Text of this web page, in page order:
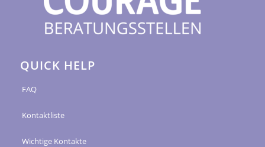
QUICK HELP
FAQ
Kontaktliste
Wichtige Kontakte